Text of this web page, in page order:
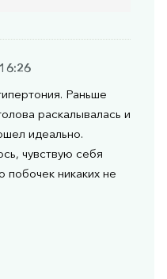
Раньше
раскалывалась и
идеально.
чувствую себя
побочек никаких не